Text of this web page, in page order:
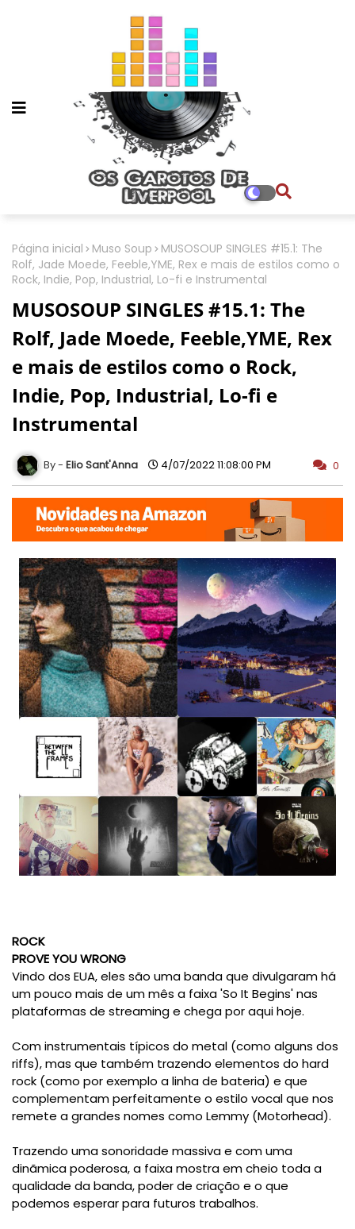
Página inicial Muso Soup
MUSOSOUP SINGLES #15.1: The
Rolf, Jade Moede, Feeble,YME, Rex e mais de estilos como o
Rock, Indie, Pop, Industrial, Lo-fi e Instrumental
MUSOSOUP SINGLES #15.1: The
Rolf, Jade Moede, Feeble,YME, Rex
e mais de estilos como o Rock,
Indie, Pop, Industrial, Lo-fi e
Instrumental
Elio Sant'Anna 4/07/2022 11:08:00 PM 0
ROCK
PROVE YOU WRONG
Vindo dos EUA, eles são uma banda que divulgaram há
um pouco mais de um mês a faixa 'So It Begins' nas
plataformas de streaming e chega por aqui hoje.
Com instrumentais típicos do metal (como alguns dos
riffs), mas que também trazendo elementos do hard
rock (como por exemplo a linha de bateria) e que
complementam perfeitamente o estilo vocal que nos
remete a grandes nomes como Lemmy (Motorhead).
Trazendo uma sonoridade massiva e com uma
dinãmica poderosa, a faixa mostra em cheio toda a
qualidade da banda, poder de criação e o que
podemos esperar para futuros trabalhos.